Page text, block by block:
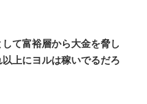
て富裕層から大金を脅し
上にヨルは稼いでるだろ